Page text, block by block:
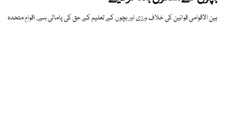
بین الاقوامی قوانین کی خلاف ورزی اور بچوں کے تعلیم کے حق کی پامالی ہے، اقوامِ متحدہ